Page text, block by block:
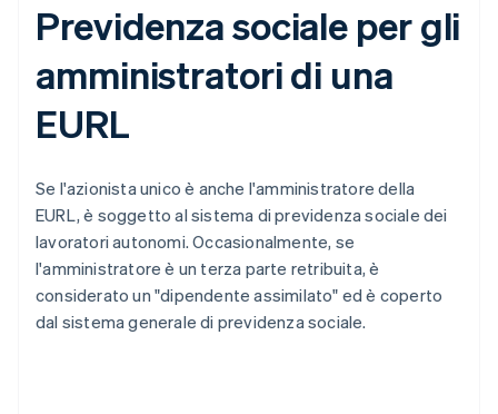
Previdenza sociale per gli
amministratori di una
EURL
Se l'azionista unico è anche l'amministratore della
EURL, è soggetto al sistema di previdenza sociale dei
lavoratori autonomi. Occasionalmente, se
l'amministratore è un terza parte retribuita, è
considerato un "dipendente assimilato" ed è coperto
dal sistema generale di previdenza sociale.